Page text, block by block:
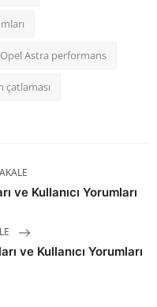
Opel Astra performans
ve Kullanıcı Yorumları
ve Kullanıcı Yorumları